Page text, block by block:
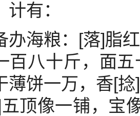
有：
粮：[落]脂红
百八十斤，面
薄饼一万，香[
顶像一铺，宝